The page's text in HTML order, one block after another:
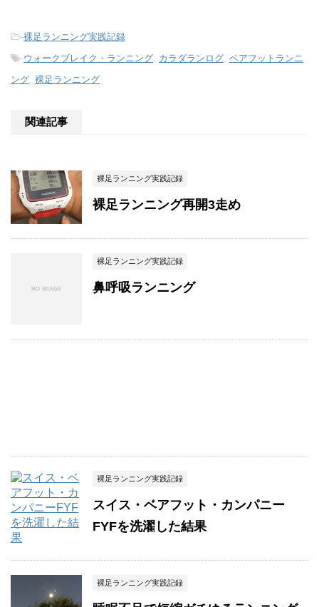
-裸足ランニング実践記録
-ウォークブレイク・ランニング, カラダランログ, ベアフットランニ
ング, 裸足ランニング
関連記事
裸足ランニング実践記録
裸足ランニング再開3走め
裸足ランニング実践記録
鼻呼吸ランニング
裸足ランニング実践記録
スイス・ベアフット・カンパニー
FYFを洗濯した結果
裸足ランニング実践記録